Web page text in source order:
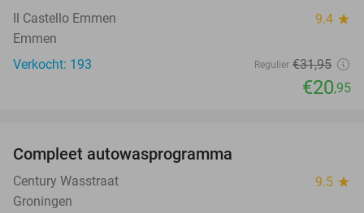
Il Castello Emmen 9.4 star
Emmen
Verkocht: 193
Regulier €31,95
€20,95
Compleet autowasprogramma
Century Wasstraat 9.5 star
Groningen